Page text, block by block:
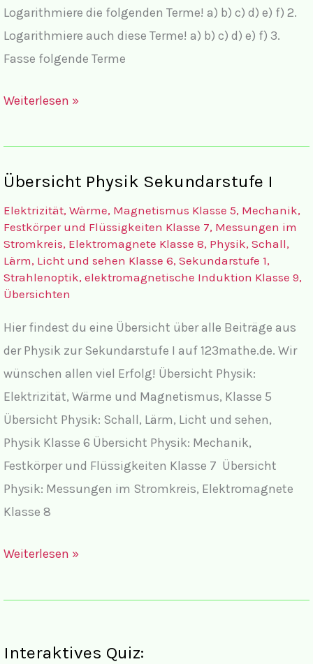
Logarithmiere die folgenden Terme! a) b) c) d) e) f) 2.
Logarithmiere auch diese Terme! a) b) c) d) e) f) 3.
Fasse folgende Terme
Mathematik
Logarithmen
II
Weiterlesen »
Übersicht Physik Sekundarstufe I
Elektrizität, Wärme, Magnetismus Klasse 5, Mechanik,
Festkörper und Flüssigkeiten Klasse 7, Messungen im
Stromkreis, Elektromagnete Klasse 8, Physik, Schall,
Lärm, Licht und sehen Klasse 6, Sekundarstufe 1,
Strahlenoptik, elektromagnetische Induktion Klasse 9,
Übersichten
Hier findest du eine Übersicht über alle Beiträge aus
der Physik zur Sekundarstufe I auf 123mathe.de. Wir
wünschen allen viel Erfolg! Übersicht Physik:
Elektrizität, Wärme und Magnetismus, Klasse 5
Übersicht Physik: Schall, Lärm, Licht und sehen,
Physik Klasse 6 Übersicht Physik: Mechanik,
Festkörper und Flüssigkeiten Klasse 7 Übersicht
Physik: Messungen im Stromkreis, Elektromagnete
Klasse 8
Übersicht
Sekundarstufe
Weiterlesen »
Interaktives Quiz: